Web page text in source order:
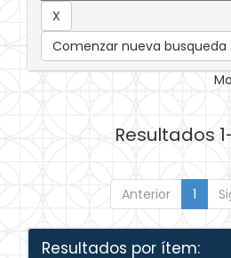
Comenzar nueva busqueda
Resultados
Anterior 1
Resultados por ítem: